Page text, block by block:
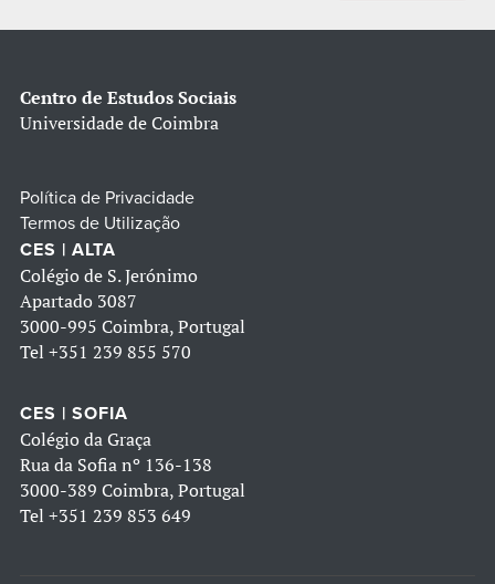
Centro de Estudos Sociais
Universidade de Coimbra
Política de Privacidade
Termos de Utilização
CES | ALTA
Colégio de S. Jerónimo
Apartado 3087
3000-995 Coimbra, Portugal
Tel +351 239 855 570
CES | SOFIA
Colégio da Graça
Rua da Sofia nº 136-138
3000-389 Coimbra, Portugal
Tel +351 239 853 649